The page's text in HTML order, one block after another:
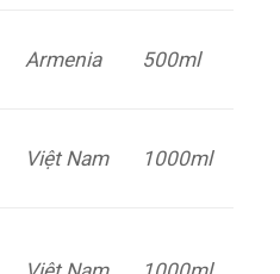
Armenia 500ml
Việt Nam 1000ml